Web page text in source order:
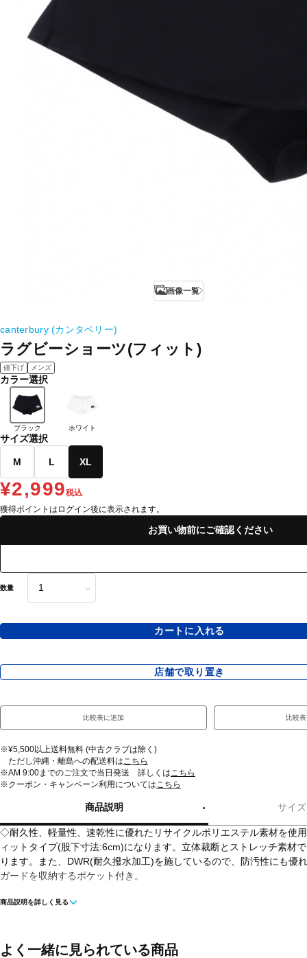
画像一覧
canterbury (カンタベリー)
ラグビーショーツ(フィット)
値下げ メンズ
カラー選択
ブラック ホワイト
サイズ選択
M L XL
¥2,999税込
獲得ポイントはログイン後に表示されます。
お買い物前にご確認ください
数量
カートに入れる
店舗で取り置き
比較表に追加 比較
※¥5,500以上送料無料 (中古クラブは除く)
ただし沖縄・離島への配送料はこちら
※AM 9:00までのご注文で当日発送 詳しくはこちら
※クーポン・キャンペーン利用についてはこちら
商品説明 サイ
◇耐久性、軽量性、速乾性に優れたリサイクルポリエステル素材を使
ィットタイプ(股下寸法:6cm)になります。立体裁断とストレッチ素材
ります。また、DWR(耐久撥水加工)を施しているので、防汚性にも優
ガードを収納するポケット付き。
■カラー(メーカー表記):
商品説明を詳しく見る
よく一緒に見られている商品